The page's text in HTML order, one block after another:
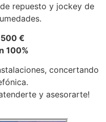
repuesto y jockey de
€
100%
concertando
y asesorarte!